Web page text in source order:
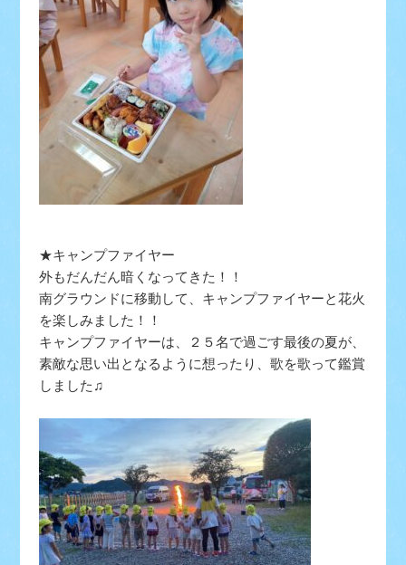
★キャンプファイヤー
外もだんだん暗くなってきた！！
南グラウンドに移動して、キャンプファイヤーと花火
を楽しみました！！
キャンプファイヤーは、２５名で過ごす最後の夏が、
素敵な思い出となるように想ったり、歌を歌って鑑賞
しました♫